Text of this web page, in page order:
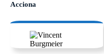
Acciona